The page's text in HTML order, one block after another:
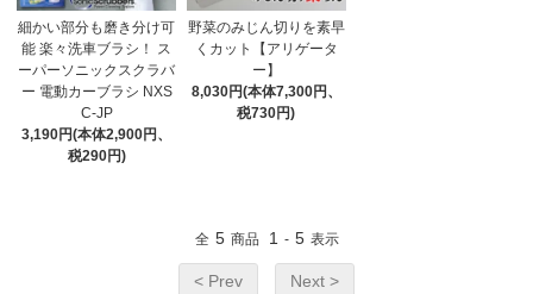
細かい部分も磨き分け可
能 楽々洗車ブラシ！ ス
ーパーソニックスクラバ
ー 電動カーブラシ NXS
C-JP
3,190円(本体2,900円、
税290円)
野菜のみじん切りを素早
くカット【アリゲータ
ー】
8,030円(本体7,300円、
税730円)
全 5 商品 1 - 5 表示
< Prev Next >